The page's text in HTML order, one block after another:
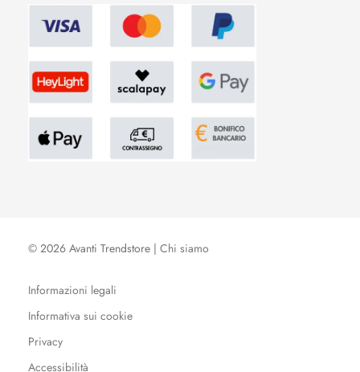
© 2026 Avanti Trendstore | Chi siamo
Informazioni legali
Informativa sui cookie
Privacy
Accessibilità